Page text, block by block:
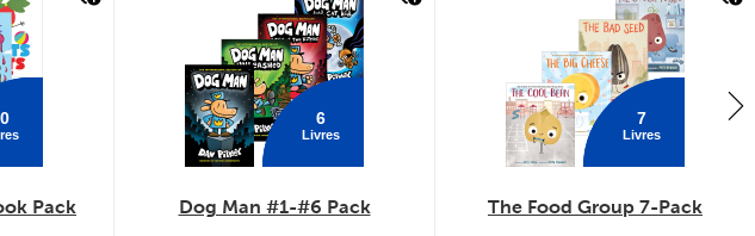
Pack
6
Livres
Dog Man #1-#6 Pack
7
Livres
The Food Group 7-Pack